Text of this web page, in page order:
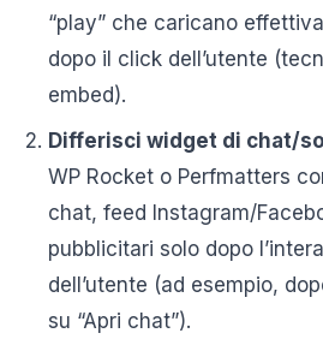
“play” che caricano
dopo il click dell’utente
embed).
Differisci widget di chat/
WP Rocket o Perfmatters
chat, feed Instagram/
pubblicitari solo dopo
dell’utente (ad esempio,
su “Apri chat”).